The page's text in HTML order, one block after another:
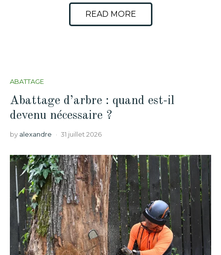
READ MORE
ABATTAGE
Abattage d’arbre : quand est-il
devenu nécessaire ?
by alexandre 31 juillet 2026